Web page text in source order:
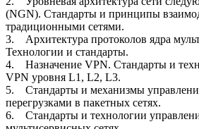
(NGN). Стандарты и принципы
традиционными сетями.
3. Архитектура протоколов ядра
Технологии и стандарты.
4. Назначение VPN. Стандарты и
VPN уровня L1, L2, L3.
5. Стандарты и механизмы
перегрузками в пакетных сетях.
6. Стандарты и технологии